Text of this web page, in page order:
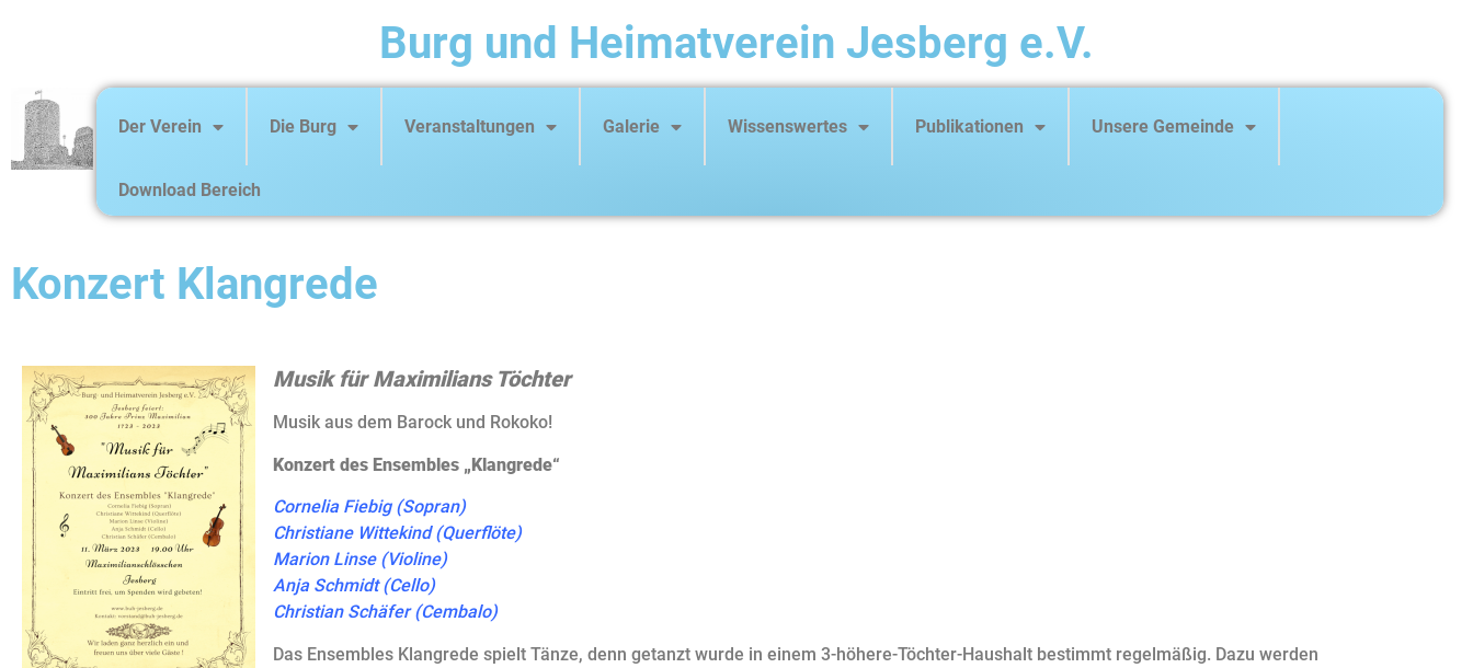
Burg und Heimatverein Jesberg e.V.
Der Verein Die Burg Veranstaltungen Galerie Wissenswertes Publikationen Unsere Gemeinde
Download Bereich
Konzert Klangrede
Musik für Maximilians Töchter
Musik aus dem Barock und Rokoko!
Konzert des Ensembles „Klangrede“
Cornelia Fiebig (Sopran)
Christiane Wittekind (Querflöte)
Marion Linse (Violine)
Anja Schmidt (Cello)
Christian Schäfer (Cembalo)
Das Ensembles Klangrede spielt Tänze, denn getanzt wurde in einem 3-höhere-Töchter-Haushalt bestimmt regelmäßig. Dazu werden